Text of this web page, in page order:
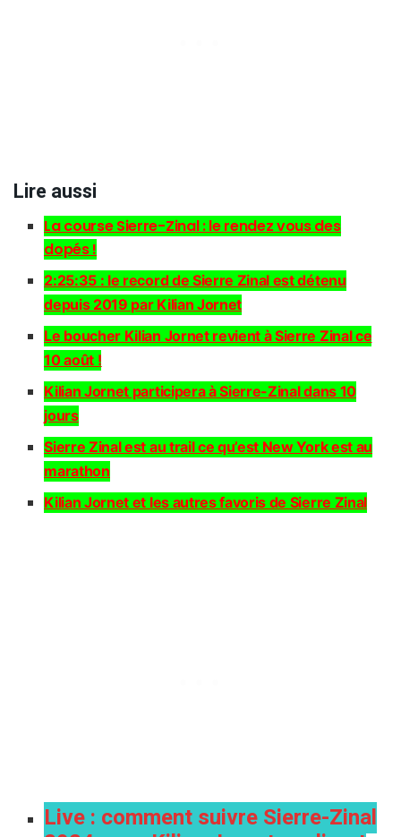
Lire aussi
La course Sierre-Zinal : le rendez vous des
dopés !
2:25:35 : le record de Sierre Zinal est détenu
depuis 2019 par Kilian Jornet
Le boucher Kilian Jornet revient à Sierre Zinal ce
10 août !
Kilian Jornet participera à Sierre-Zinal dans 10
jours
Sierre Zinal est au trail ce qu’est New York est au
marathon
Kilian Jornet et les autres favoris de Sierre Zinal
Live : comment suivre Sierre-Zinal